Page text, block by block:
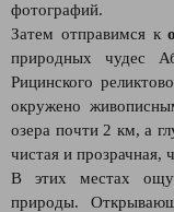
фотографий.
Затем отправимся к
природных чудес
Рицинского
окружено
озера почти 2 км, а
чистая и прозрачная,
В этих местах
природы.